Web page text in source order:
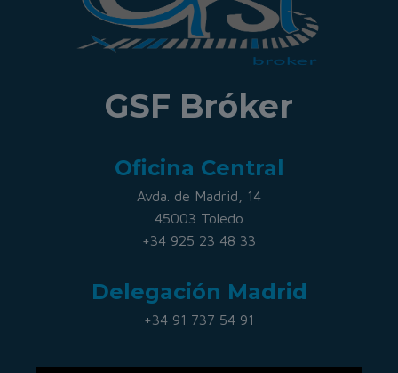
GSF Bróker
Oficina Central
Avda. de Madrid, 14
45003 Toledo
+34 925 23 48 33
Delegación Madrid
+34 91 737 54 91